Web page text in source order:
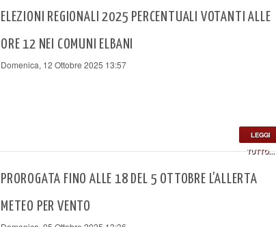
ELEZIONI REGIONALI 2025 PERCENTUALI VOTANTI ALLE
ORE 12 NEI COMUNI ELBANI
Domenica, 12 Ottobre 2025 13:57
LEGGI
TUTTO...
PROROGATA FINO ALLE 18 DEL 5 OTTOBRE L’ALLERTA
METEO PER VENTO